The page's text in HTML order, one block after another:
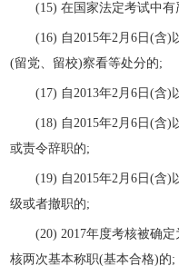
(15) 在国家法定考试中有
(16) 自2015年2月6日(含)
(留党、留校)察看等处分的;
(17) 自2013年2月6日(含)
(18) 自2015年2月6日(含)
或责令辞职的;
(19) 自2015年2月6日(含)
级或者撤职的;
(20) 2017年度考核被确定
核两次基本称职(基本合格)的;